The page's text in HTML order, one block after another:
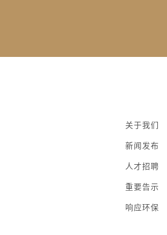
关于我们
新闻发布
人才招聘
重要告示
响应环保